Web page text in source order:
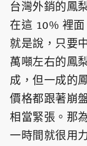
台灣外銷的鳳
在這 10% 裡
就是說，只要
萬噸左右的鳳
成，但一成的
價格都跟著崩
相當緊張。那
一時間就很用